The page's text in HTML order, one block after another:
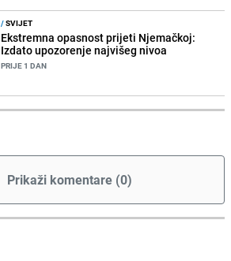
/SVIJET
Ekstremna opasnost prijeti Njemačkoj:
Izdato upozorenje najvišeg nivoa
PRIJE 1 DAN
Prikaži komentare (0)